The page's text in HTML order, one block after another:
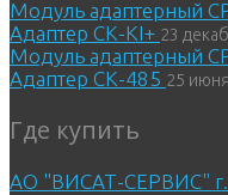
Модуль адаптерный
Адаптер СК-KI+ 23
Модуль адаптерный
Адаптер СК-485 25
Где купить
АО "ВИСАТ-СЕРВИС"